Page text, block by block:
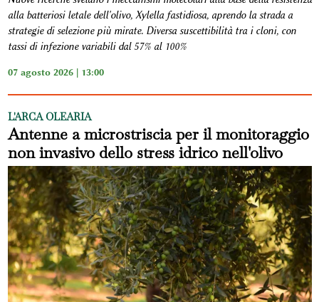
alla batteriosi letale dell'olivo, Xylella fastidiosa, aprendo la strada a
strategie di selezione più mirate. Diversa suscettibilità tra i cloni, con
tassi di infezione variabili dal 57% al 100%
07 agosto 2026 | 13:00
L'ARCA OLEARIA
Antenne a microstriscia per il monitoraggio
non invasivo dello stress idrico nell'olivo